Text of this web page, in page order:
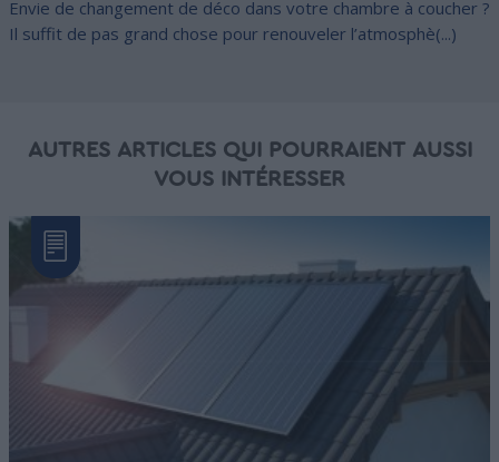
Envie de changement de déco dans votre chambre à coucher ?
Il suffit de pas grand chose pour renouveler l’atmosphè(...)
AUTRES ARTICLES QUI POURRAIENT AUSSI
VOUS INTÉRESSER